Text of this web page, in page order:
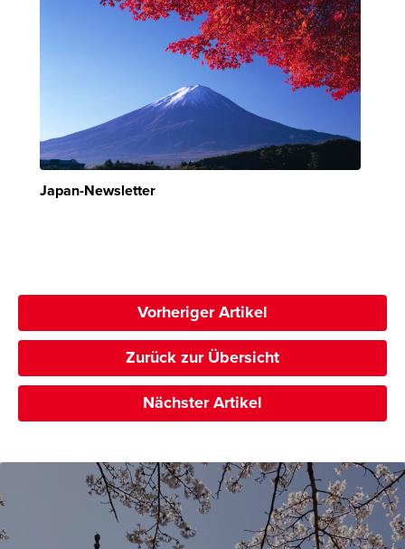
Japan-Newsletter
Vorheriger Artikel
Zurück zur Übersicht
Nächster Artikel